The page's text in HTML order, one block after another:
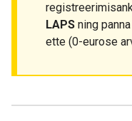
LAPS ning
ette (0-eurose